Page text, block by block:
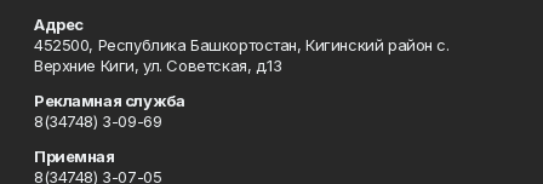
Адрес
452500, Республика Башкортостан, Кигинский район с.
Верхние Киги, ул. Советская, д.13
Рекламная служба
8(34748) 3-09-69
Приемная
8(34748) 3-07-05